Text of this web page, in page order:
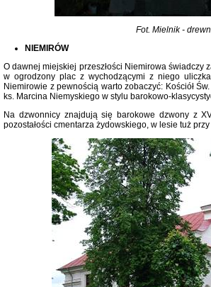
Fot. Mielnik -
NIEMIRÓW
O dawnej miejskiej przeszłości Niemirowa świadczy
w ogrodzony plac z wychodzącymi z niego
Niemirowie z pewnością warto zobaczyć: Kościół
ks. Marcina Niemyskiego w stylu barokowo-
Na dzwonnicy znajdują się barokowe dzwony z
pozostałości cmentarza żydowskiego, w lesie tuż